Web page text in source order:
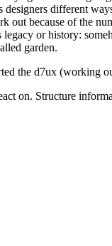
different
because of the
or history:
garden.
the d7ux (working
on. Structure